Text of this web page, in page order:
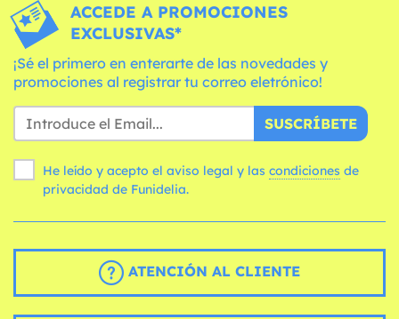
ACCEDE A PROMOCIONES
EXCLUSIVAS*
¡Sé el primero en enterarte de las novedades y
promociones al registrar tu correo eletrónico!
SUSCRÍBETE
He leído y acepto el aviso legal y las condiciones
privacidad de Funidelia.
ATENCIÓN AL CLIENTE